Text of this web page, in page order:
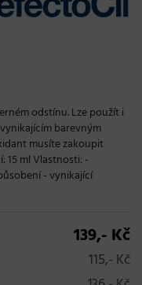
odstínu. Lze použít i
barevným
musíte zakoupit
15 ml Vlastnosti: -
- vynikající
139,- Kč
115,- Kč